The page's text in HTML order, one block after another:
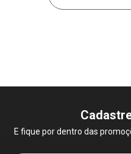
E fique por dentro das